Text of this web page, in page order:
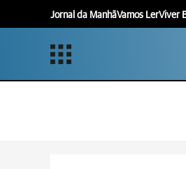
Jornal da ManhãVamos LerViver